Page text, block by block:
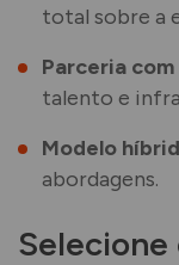
total sobre a
Parceria
talento e
Modelo
abordagens.